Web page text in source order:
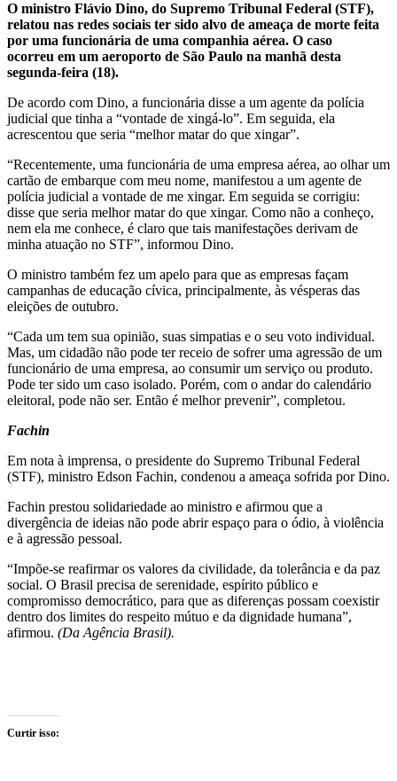
O ministro Flávio Dino, do Supremo Tribunal Federal (STF),
relatou nas redes sociais ter sido alvo de ameaça de morte feita
por uma funcionária de uma companhia aérea. O caso
ocorreu em um aeroporto de São Paulo na manhã desta
segunda-feira (18).
De acordo com Dino, a funcionária disse a um agente da polícia
judicial que tinha a “vontade de xingá-lo”. Em seguida, ela
acrescentou que seria “melhor matar do que xingar”.
“Recentemente, uma funcionária de uma empresa aérea, ao olhar um
cartão de embarque com meu nome, manifestou a um agente de
polícia judicial a vontade de me xingar. Em seguida se corrigiu:
disse que seria melhor matar do que xingar. Como não a conheço,
nem ela me conhece, é claro que tais manifestações derivam de
minha atuação no STF”, informou Dino.
O ministro também fez um apelo para que as empresas façam
campanhas de educação cívica, principalmente, às vésperas das
eleições de outubro.
“Cada um tem sua opinião, suas simpatias e o seu voto individual.
Mas, um cidadão não pode ter receio de sofrer uma agressão de um
funcionário de uma empresa, ao consumir um serviço ou produto.
Pode ter sido um caso isolado. Porém, com o andar do calendário
eleitoral, pode não ser. Então é melhor prevenir”, completou.
Fachin
Em nota à imprensa, o presidente do Supremo Tribunal Federal
(STF), ministro Edson Fachin, condenou a ameaça sofrida por Dino.
Fachin prestou solidariedade ao ministro e afirmou que a
divergência de ideias não pode abrir espaço para o ódio, à violência
e à agressão pessoal.
“Impõe-se reafirmar os valores da civilidade, da tolerância e da paz
social. O Brasil precisa de serenidade, espírito público e
compromisso democrático, para que as diferenças possam coexistir
dentro dos limites do respeito mútuo e da dignidade humana”,
afirmou. (Da Agência Brasil).
Curtir isso: